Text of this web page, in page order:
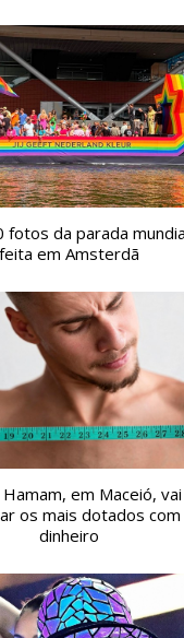
fotos da parada
feita em Amsterdã
Hamam, em Maceió, vai
os mais dotados com
dinheiro